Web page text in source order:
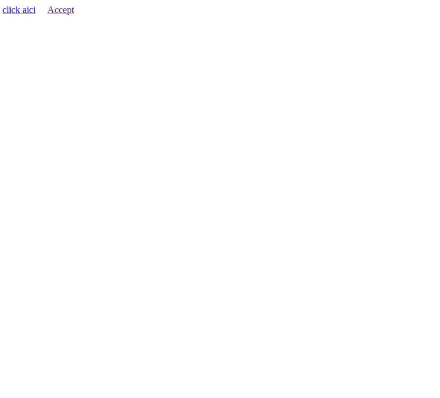
click aici Accept